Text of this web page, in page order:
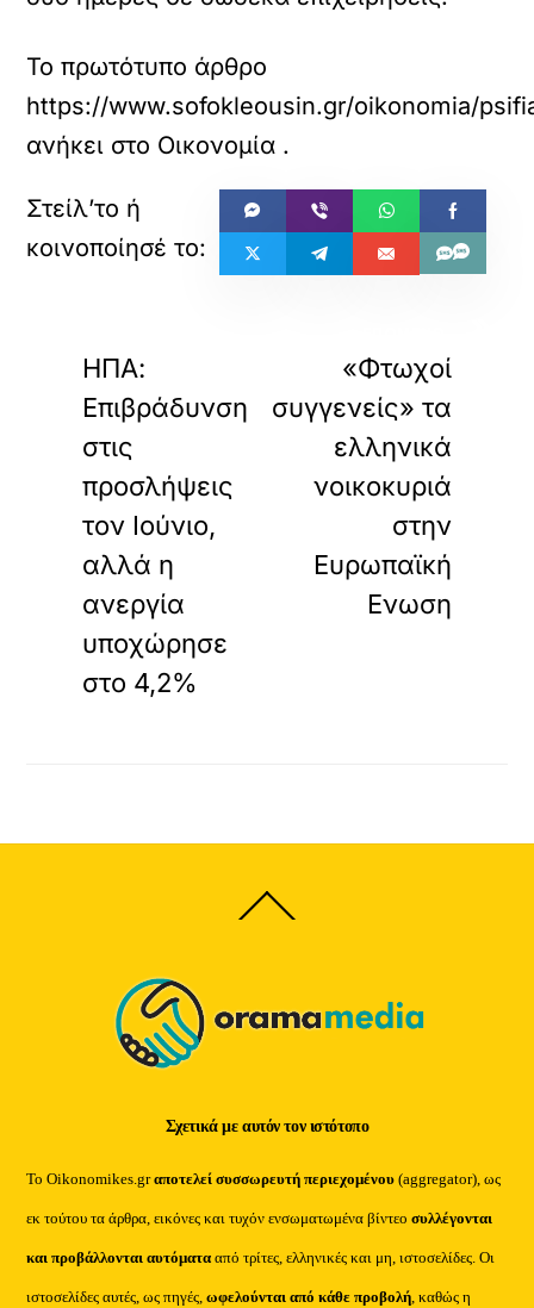
Το πρωτότυπο άρθρο
https://www.sofokleousin.gr/oikonomia/
ανήκει στο Οικονομία .
ΗΠΑ:
Επιβράδυνση
στις
προσλήψεις
τον Ιούνιο,
αλλά η
ανεργία
υποχώρησε
στο 4,2%
«Φτωχοί
συγγενείς» τα
ελληνικά
νοικοκυριά
στην
Ευρωπαϊκή
Ενωση
Back
To
Σχετικά με αυτόν τον ιστότοπο
Το Oikonomikes.grαποτελεί συσσωρευτή περιεχομένου (aggregator), ως
εκ τούτου τα άρθρα, εικόνες και τυχόν ενσωματωμένα βίντεοσυλλέγονται
και προβάλλονται αυτόματααπό τρίτες, ελληνικές και μη, ιστοσελίδες. Οι
ιστοσελίδες αυτές, ως πηγές,ωφελούνται από κάθε προβολή, καθώς η